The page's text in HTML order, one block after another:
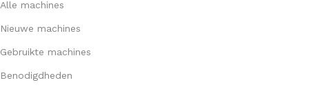
Alle machines
Nieuwe machines
Gebruikte machines
Benodigdheden